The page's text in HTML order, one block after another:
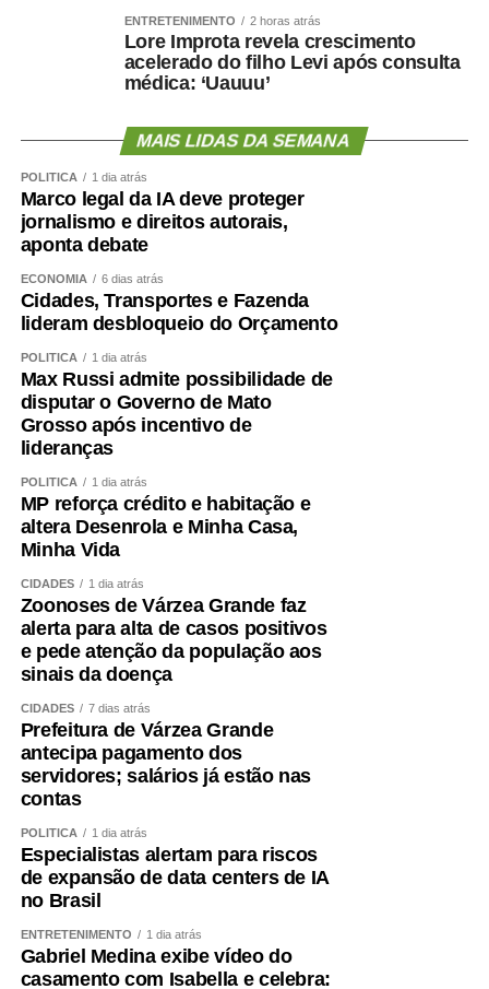
ENTRETENIMENTO 2 horas atrás
Lore Improta revela crescimento
acelerado do filho Levi após consulta
médica: ‘Uauuu’
MAIS LIDAS DA SEMANA
POLÍTICA 1 dia atrás
Marco legal da IA deve proteger
jornalismo e direitos autorais,
aponta debate
ECONOMIA 6 dias atrás
Cidades, Transportes e Fazenda
lideram desbloqueio do Orçamento
POLÍTICA 1 dia atrás
Max Russi admite possibilidade de
disputar o Governo de Mato
Grosso após incentivo de
lideranças
POLÍTICA 1 dia atrás
MP reforça crédito e habitação e
altera Desenrola e Minha Casa,
Minha Vida
CIDADES 1 dia atrás
Zoonoses de Várzea Grande faz
alerta para alta de casos positivos
e pede atenção da população aos
sinais da doença
CIDADES 7 dias atrás
Prefeitura de Várzea Grande
antecipa pagamento dos
servidores; salários já estão nas
contas
POLÍTICA 1 dia atrás
Especialistas alertam para riscos
de expansão de data centers de IA
no Brasil
ENTRETENIMENTO 1 dia atrás
Gabriel Medina exibe vídeo do
casamento com Isabella e celebra: